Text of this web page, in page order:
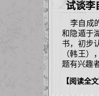
试谈李
李自成
和隐遁于
书，初步
（韩王
题有兴趣者
【阅读全文